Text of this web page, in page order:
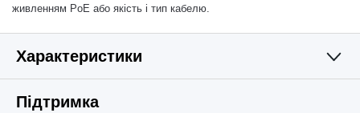
живленням PoE або якість і тип кабелю.
Характеристики
АПАРАТНЕ ЗАБЕЗПЕЧЕННЯ
Підтримка